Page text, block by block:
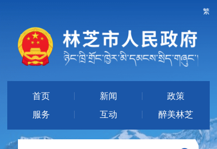
繁
首页 新闻
政策
服务
互动 醉美林芝